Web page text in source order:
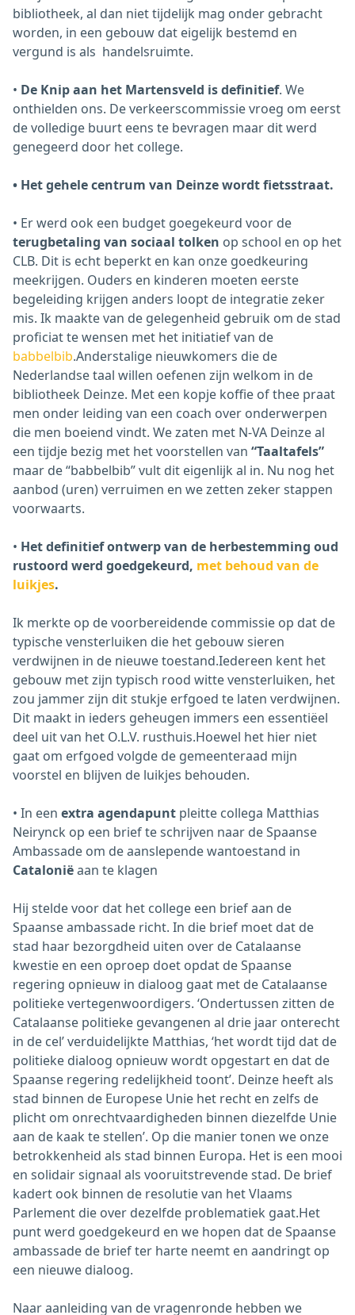
bibliotheek, al dan niet tijdelijk mag onder gebracht
worden, in een gebouw dat eigelijk bestemd en
vergund is als handelsruimte.
• De Knip aan het Martensveld is definitief. We
onthielden ons. De verkeerscommissie vroeg om eerst
de volledige buurt eens te bevragen maar dit werd
genegeerd door het college.
• Het gehele centrum van Deinze wordt fietsstraat.
• Er werd ook een budget goegekeurd voor de
terugbetaling van sociaal tolken op school en op het
CLB. Dit is echt beperkt en kan onze goedkeuring
meekrijgen. Ouders en kinderen moeten eerste
begeleiding krijgen anders loopt de integratie zeker
mis. Ik maakte van de gelegenheid gebruik om de stad
proficiat te wensen met het initiatief van de
babbelbib.Anderstalige nieuwkomers die de
Nederlandse taal willen oefenen zijn welkom in de
bibliotheek Deinze. Met een kopje koffie of thee praat
men onder leiding van een coach over onderwerpen
die men boeiend vindt. We zaten met N-VA Deinze al
een tijdje bezig met het voorstellen van “Taaltafels”
maar de “babbelbib” vult dit eigenlijk al in. Nu nog het
aanbod (uren) verruimen en we zetten zeker stappen
voorwaarts.
• Het definitief ontwerp van de herbestemming oud
rustoord werd goedgekeurd, met behoud van de
luikjes.
Ik merkte op de voorbereidende commissie op dat de
typische vensterluiken die het gebouw sieren
verdwijnen in de nieuwe toestand.Iedereen kent het
gebouw met zijn typisch rood witte vensterluiken, het
zou jammer zijn dit stukje erfgoed te laten verdwijnen.
Dit maakt in ieders geheugen immers een essentiëel
deel uit van het O.L.V. rusthuis.Hoewel het hier niet
gaat om erfgoed volgde de gemeenteraad mijn
voorstel en blijven de luikjes behouden.
• In een extra agendapunt pleitte collega Matthias
Neirynck op een brief te schrijven naar de Spaanse
Ambassade om de aanslepende wantoestand in
Cataloniëaan te klagen
Hij stelde voor dat het college een brief aan de
Spaanse ambassade richt. In die brief moet dat de
stad haar bezorgdheid uiten over de Catalaanse
kwestie en een oproep doet opdat de Spaanse
regering opnieuw in dialoog gaat met de Catalaanse
politieke vertegenwoordigers. ‘Ondertussen zitten de
Catalaanse politieke gevangenen al drie jaar onterecht
in de cel’ verduidelijkte Matthias, ‘het wordt tijd dat de
politieke dialoog opnieuw wordt opgestart en dat de
Spaanse regering redelijkheid toont’. Deinze heeft als
stad binnen de Europese Unie het recht en zelfs de
plicht om onrechtvaardigheden binnen diezelfde Unie
aan de kaak te stellen’. Op die manier tonen we onze
betrokkenheid als stad binnen Europa. Het is een mooi
en solidair signaal als vooruitstrevende stad. De brief
kadert ook binnen de resolutie van het Vlaams
Parlement die over dezelfde problematiek gaat.Het
punt werd goedgekeurd en we hopen dat de Spaanse
ambassade de brief ter harte neemt en aandringt op
een nieuwe dialoog.
Naar aanleiding van de vragenronde hebben we